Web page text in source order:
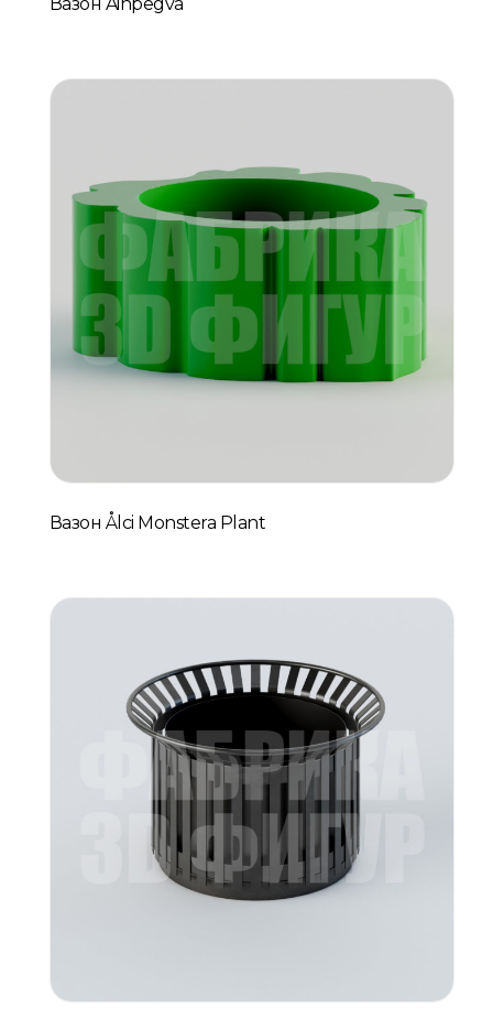
Вазон Ålci Monstera Plant